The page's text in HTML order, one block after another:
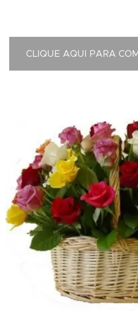
CLIQUE AQUI PARA